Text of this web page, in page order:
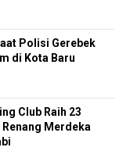
Polisi Gerebek
di Kota Baru
Club Raih 23
Merdeka